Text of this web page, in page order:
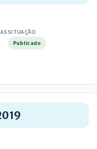
SITUAÇÃO
Publicado